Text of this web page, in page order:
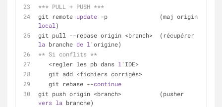
*** PULL + PUSH ***
git remote update
local )
la branche de l 'origine)
** Si conflits **
   <regler les pb dans
l 'IDE>
   git add <fichiers corrigés>
   git rebase --
continue
vers la branche)